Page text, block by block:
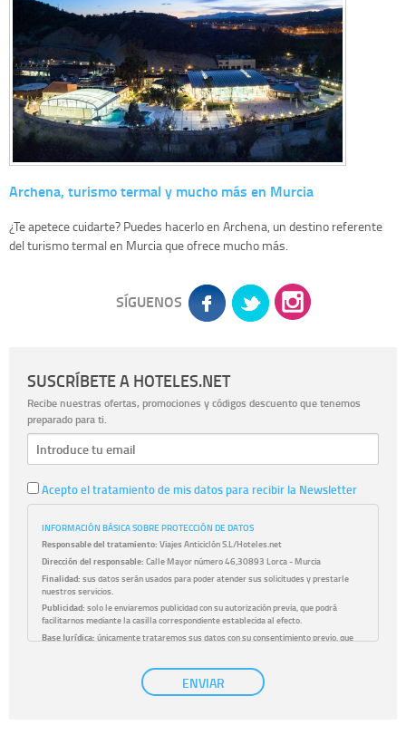
Archena, turismo termal y mucho más en Murcia
¿Te apetece cuidarte? Puedes hacerlo en Archena, un destino referente
del turismo termal en Murcia que ofrece mucho más.
SÍGUENOS
SUSCRÍBETE A HOTELES.NET
Recibe nuestras ofertas, promociones y códigos descuento que tenemos
preparado para ti.
Acepto el tratamiento de mis datos para recibir la Newsletter
INFORMACIÓN BÁSICA SOBRE PROTECCIÓN DE DATOS
Responsable del tratamiento: Viajes Anticiclón S.L/Hoteles.net
Dirección del responsable: Calle Mayor número 46,30893 Lorca - Murcia
Finalidad: sus datos serán usados para poder atender sus solicitudes y prestarle
nuestros servicios.
Publicidad: solo le enviaremos publicidad con su autorización previa, que podrá
facilitarnos mediante la casilla correspondiente establecida al efecto.
Base Jurídica: únicamente trataremos sus datos con su consentimiento previo, que
con carácter general, sólo el personal de nuestra entidad que esté
debidamente autorizado podrá tener conocimiento de la información que le pedimos.
No se comunicarán datos a terceros.
ENVIAR